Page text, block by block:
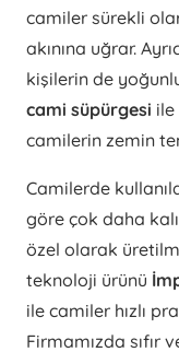
camiler sürekli
akınına uğrar.
kişilerin de
cami süpürgesi ile
camilerin zemin
Camilerde
göre çok daha
özel olarak
teknoloji ürünü
ile camiler hızlı
Firmamızda sıfır